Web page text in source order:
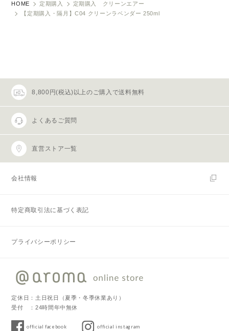
HOME 定期購入
定期購入 クリーンエアー
【定期購入・隔月】C04 クリーンラベンダー 250ml
8,800円(税込)以上のご購入で送料無料
よくあるご質問
直営ストア一覧
会社情報
特定商取引法に基づく表記
プライバシーポリシー
定休日：土日祝日（夏季・冬季休業あり）
受付 ：24時間年中無休
official facebook official instagram